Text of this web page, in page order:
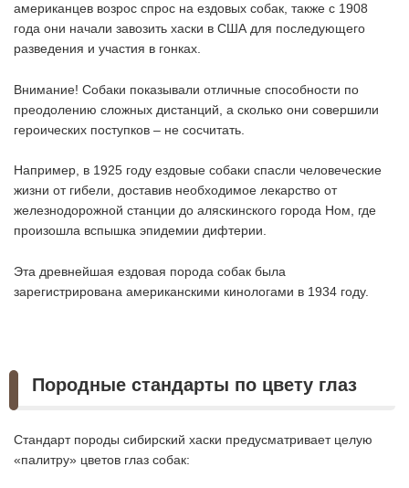
американцев возрос спрос на ездовых собак, также с 1908
года они начали завозить хаски в США для последующего
разведения и участия в гонках.
Внимание! Собаки показывали отличные способности по
преодолению сложных дистанций, а сколько они совершили
героических поступков – не сосчитать.
Например, в 1925 году ездовые собаки спасли человеческие
жизни от гибели, доставив необходимое лекарство от
железнодорожной станции до аляскинского города Ном, где
произошла вспышка эпидемии дифтерии.
Эта древнейшая ездовая порода собак была
зарегистрирована американскими кинологами в 1934 году.
Породные стандарты по цвету глаз
Стандарт породы сибирский хаски предусматривает целую
«палитру» цветов глаз собак: